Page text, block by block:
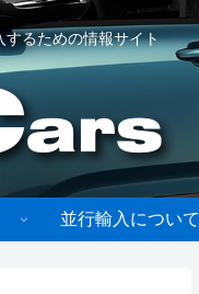
するための情報サイト
並行輸入について